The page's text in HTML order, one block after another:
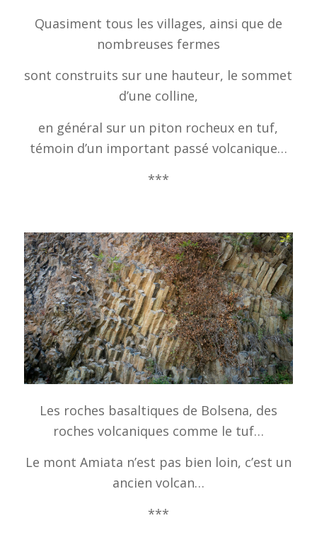
Quasiment tous les villages, ainsi que de
nombreuses fermes
sont construits sur une hauteur, le sommet
d’une colline,
en général sur un piton rocheux en tuf,
témoin d’un important passé volcanique…
***
Les roches basaltiques de Bolsena, des
roches volcaniques comme le tuf…
Le mont Amiata n’est pas bien loin, c’est un
ancien volcan…
***